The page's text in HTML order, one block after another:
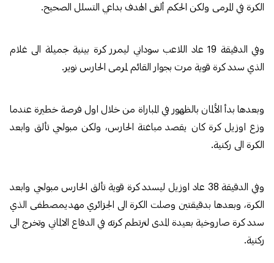
الكرة في المرمى ولكن الحكم ألغى الهدف بداعي التسلل الصحيح.
وفي الدقيقة 19 عاد اللاعب سوداني ليمرر كرة بينية جميلة الى غلام
الذي سدد كرة قوية مرت بجوار القائم لمرمى الحارس نوير.
وبعدها بدأ الألمان بالظهور في المباراة من خلال اول فرصة خطيرة عندما
وزع اوزيل كرة كان يقصد مباغتة الحارس، ولكن مبولحي تألق وابعد
الكرة الى ركنية.
وفي الدقيقة 38 عاد اوزيل ليسدد كرة قوية تألق الحارس مبولحي وابعد
الكرة، وبعدها بدقيقتين وصلت الكرة الى الجزائري مهديمصطفى الذي
سدد كرة صاروخية بعيدة المدى لترتطم كرته في الدفاع الالماني وتخرج الى
ركنية.